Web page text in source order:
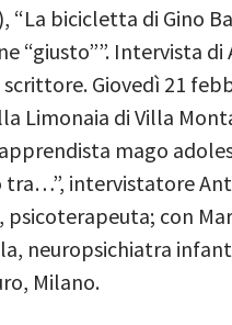
“La bicicletta di Gino
“giusto””. Intervista di
scrittore. Giovedì 21
Limonaia di Villa
mago
tra…”, intervistatore
psicoterapeuta; con
neuropsichiatra
Milano.